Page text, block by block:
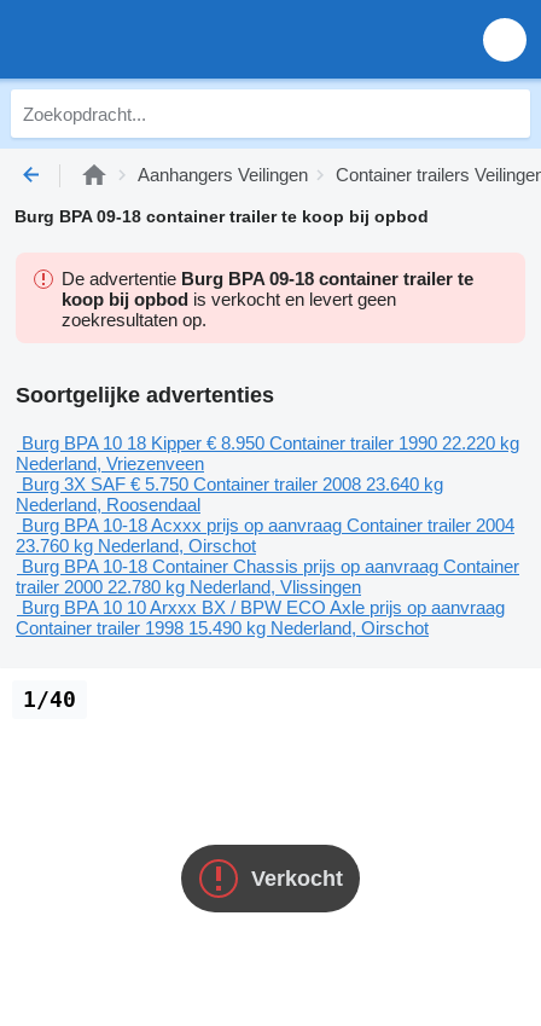
Aanhangers Veilingen Container trailers
Burg BPA 09-18 container trailer te koop bij opbod
De advertentie Burg BPA 09-18 container trailer te
koop bij opbod is verkocht en levert geen
zoekresultaten op.
Soortgelijke advertenties
Burg BPA 10 18 Kipper € 8.950 Container trailer 1990 22.220 kg
Nederland, Vriezenveen
Burg 3X SAF € 5.750 Container trailer 2008 23.640 kg
Nederland, Roosendaal
Burg BPA 10-18 Acxxx prijs op aanvraag Container trailer 2004
23.760 kg Nederland, Oirschot
Burg BPA 10-18 Container Chassis prijs op aanvraag Container
trailer 2000 22.780 kg Nederland, Vlissingen
Burg BPA 10 10 Arxxx BX / BPW ECO Axle prijs op aanvraag
Container trailer 1998 15.490 kg Nederland, Oirschot
Verkocht
1/40